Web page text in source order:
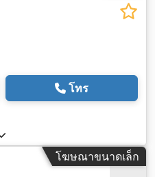
โทร
โฆษณาขนาดเล็ก